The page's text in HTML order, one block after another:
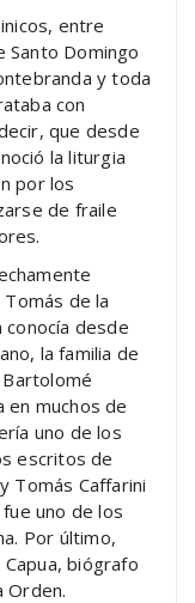
entre
Domingo
y toda
con
que desde
la liturgia
por los
de fraile
de la
desde
la familia de
Bartolomé
en muchos de
uno de los
escritos de
Tomás Caffarini
uno de los
Por último,
biógrafo
Orden.